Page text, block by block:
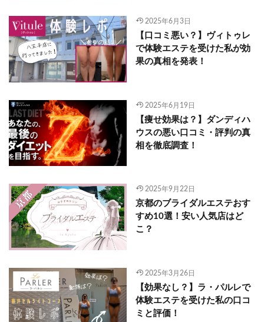
2025年6月3日
【口コミ悪い？】ヴィトゥレ
で体験エステを受けた私が効
果の真相を発表！
2025年6月19日
【痩せ効果は？】ダンディハ
ウスの悪い口コミ・評判の真
相を徹底調査！
2025年9月22日
京都のブライダルエステおす
すめ10選！安い人気店はど
こ？
2025年3月26日
【効果なし？】ラ・パルレで
体験エステを受けた私の口コ
ミと評価！